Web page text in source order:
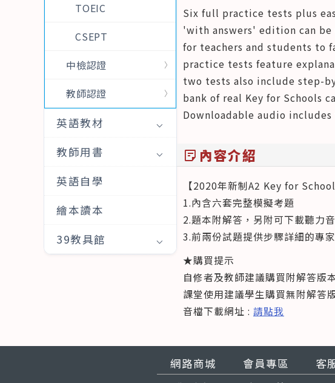
TOEIC
CSEPT
中檢認證
教師認證
英語教材
教師用書
英語自學
繪本讀本
39教具館
Six full practice tests plus
'with answers' edition can
for teachers and students to
practice tests feature
two tests also include step-
bank of real Key for Schools
Downloadable audio
sticky_note_2 內容介紹
【2020年新制A2 Key for
1.內含六套完整模擬考題
2.題本附解答，另附可下載聽力
3.前兩份試題提供步驟詳細的專
★購買提示
自修者及教師建議購買附解答版
課堂使用建議學生購買無附解答
音檔下載網址 : 請點我
網路商城 會員專區 客